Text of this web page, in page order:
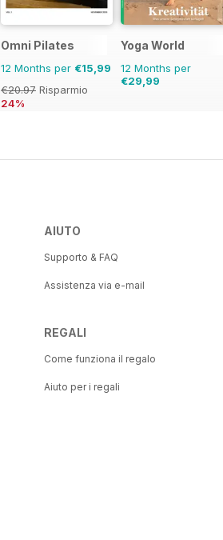
Omni Pilates
12 Months per €15,99
€20.97 Risparmio
24%
Yoga World
12 Months per
€29,99
AIUTO
Supporto & FAQ
Assistenza via e-mail
REGALI
Come funziona il regalo
Aiuto per i regali